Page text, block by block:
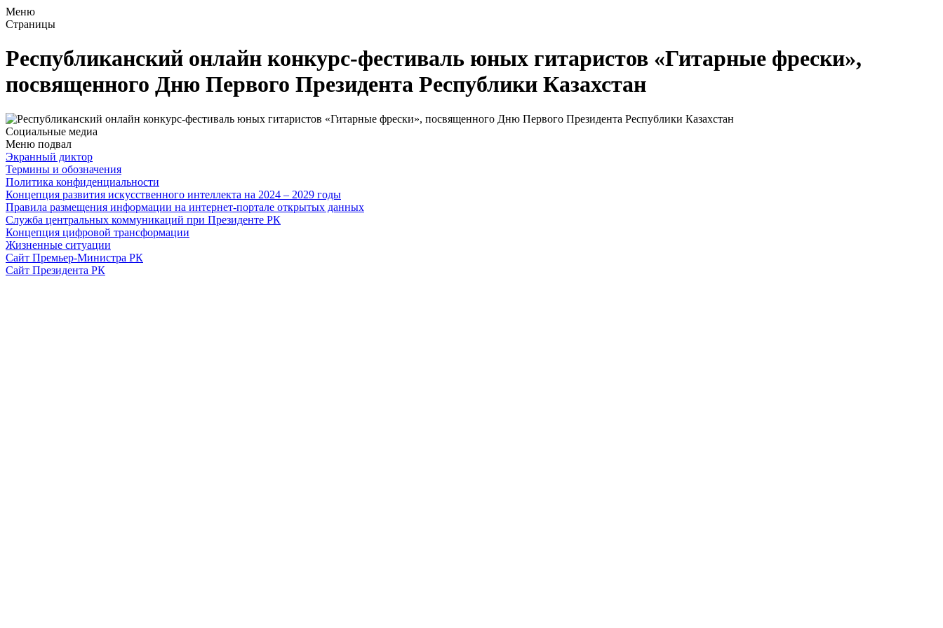
Меню
Страницы
Республиканский онлайн конкурс-фестиваль юных гитаристов «Гитарные фрески»,
посвященного Дню Первого Президента Республики Казахстан
Социальные медиа
Меню подвал
Экранный диктор
Термины и обозначения
Политика конфиденциальности
Концепция развития искусственного интеллекта на 2024 – 2029 годы
Правила размещения информации на интернет-портале открытых данных
Служба центральных коммуникаций при Президенте РК
Концепция цифровой трансформации
Жизненные ситуации
Сайт Премьер-Министра РК
Сайт Президента РК